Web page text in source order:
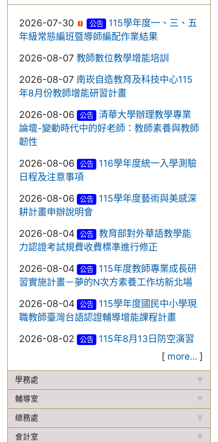
2026-07-30 公告
115學年度一、三、五
年級常態編班暨導師編配作業結果
2026-08-07 教師數位教學增能培訓
2026-08-07 南崁自造教育及科技中心115
年8月份教師增能研習計畫
2026-08-06
公告
清華大學辦理教學專業
論壇-變動時代中的好老師：教師素養與教師
韌性
2026-08-06
公告
116學年度統一入學測驗
日程及注意事項
2026-08-06
公告
115學年度藝術與美感深
耕計畫申辦說明會
2026-08-04
公告
教育部對外華語教學能
力認證考試規費收費標準進行修正
2026-08-04
公告
115年度教師專業成長研
習實施計畫－夢的N次方素養工作坊新北場
2026-08-04
公告
115學年度國民中小學現
職教師臺灣台語認證輔導增能課程計畫
2026-08-02
公告
115年8月13日防空演習
[ more... ]
學務處
輔導室
總務處
會計室